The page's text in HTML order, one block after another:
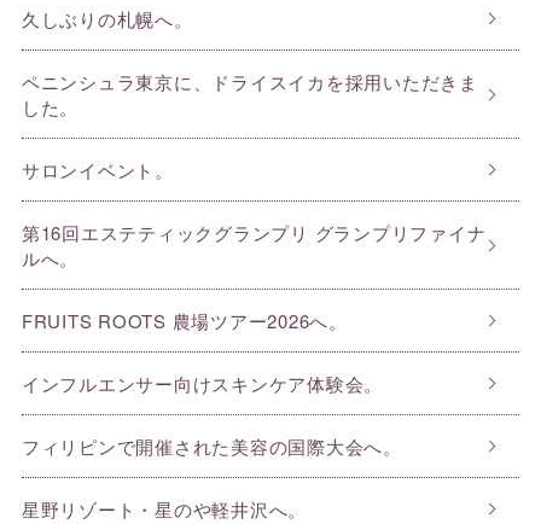
久しぶりの札幌へ。
ペニンシュラ東京に、ドライスイカを採用いただきま
した。
サロンイベント。
第16回エステティックグランプリ グランプリファイナ
ルへ。
FRUITS ROOTS 農場ツアー2026へ。
インフルエンサー向けスキンケア体験会。
フィリピンで開催された美容の国際大会へ。
星野リゾート・星のや軽井沢へ。